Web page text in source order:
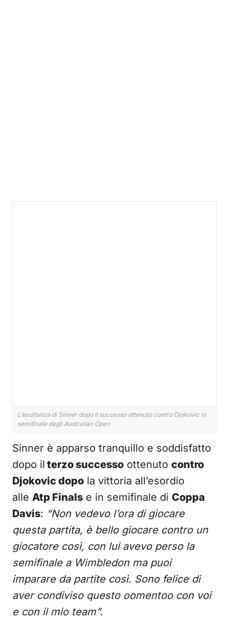
L’esultanza di Sinner dopo il successo ottenuto contro Djokovic in
semifinale degli Australian Open
Sinner è apparso tranquillo e soddisfatto
dopo il terzo successo ottenuto contro
Djokovic dopo la vittoria all’esordio
alle Atp Finals e in semifinale di Coppa
Davis: “Non vedevo l’ora di giocare
questa partita, è bello giocare contro un
giocatore così, con lui avevo perso la
semifinale a Wimbledon ma puoi
imparare da partite così. Sono felice di
aver condiviso questo oomentoo con voi
e con il mio team”.